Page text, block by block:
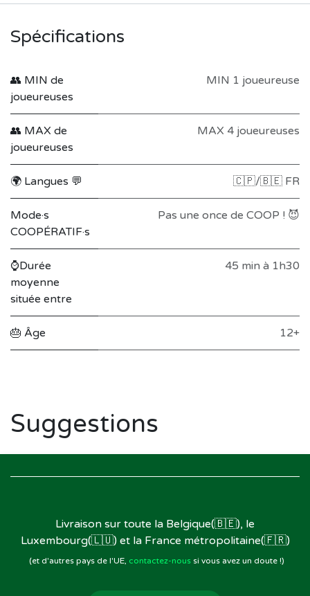
Spécifications
👥 MIN de
joueureuses
MIN 1 joueureuse
👥 MAX de
joueureuses
MAX 4 joueureuses
🌍 Langues 💬 🇨🇵/🇧🇪 FR
Mode·s
COOPÉRATIF·s
Pas une once de COOP ! 😈
⌚Durée
moyenne
située entre
45 min à 1h30
🎂 Âge 12+
Suggestions
Livraison sur toute la Belgique(🇧🇪), le
Luxembourg(🇱🇺) et la France métropolitaine(🇫🇷)
(et d'autres pays de l'UE, contactez-noussi vous avez un doute !)